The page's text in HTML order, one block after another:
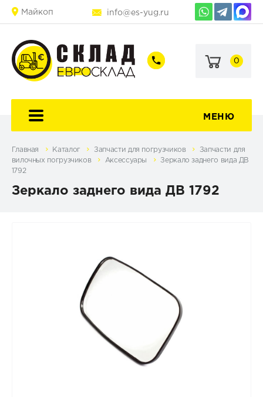
Майкоп info@es-yug.ru
+7
60-
+7
69-
0
МЕНЮ
Главная Каталог Запчасти для погрузчиков
Запчасти для
вилочных погрузчиков
Аксессуары
Зеркало заднего вида ДВ
1792
Зеркало заднего вида ДВ 1792